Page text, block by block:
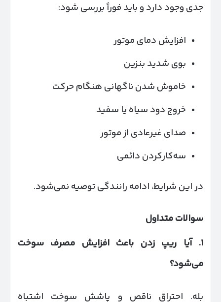
جدی وجود دارد و باید فوراً بررسی شود:
افزایش دمای موتور
بوی شدید بنزین
خاموش شدن ناگهانی هنگام حرکت
خروج دود سیاه یا سفید
صدای غیرعادی از موتور
سه‌کارکردن دائمی
در این شرایط، ادامه رانندگی توصیه نمی‌شود.
سوالات متداول
۱.آیا ریپ زدن باعث افزایش مصرف سوخت
می‌شود؟
بله. احتراق ناقص و پاشش سوخت اشتباه